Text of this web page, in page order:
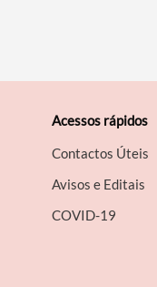
Acessos rápidos
Contactos Úteis
Avisos e Editais
COVID-19